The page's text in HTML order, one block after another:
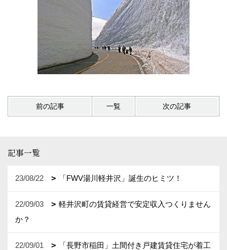
前の記事 一覧 次の記事
記事一覧
23/08/22 「FWV湯川軽井沢」誕生のヒミツ！
22/09/03
軽井沢町の賃貸経営で安定収入つくりません
か？
22/09/01
「長野市稲田」土間付き戸建賃貸住宅が着工